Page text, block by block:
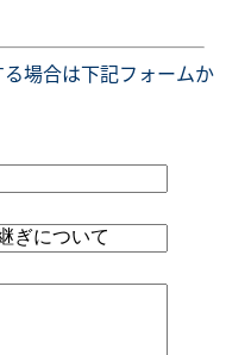
る場合は下記フォームか